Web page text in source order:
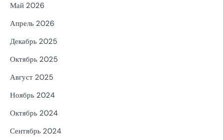
Май 2026
Апрель 2026
Декабрь 2025
Октябрь 2025
Август 2025
Ноябрь 2024
Октябрь 2024
Сентябрь 2024